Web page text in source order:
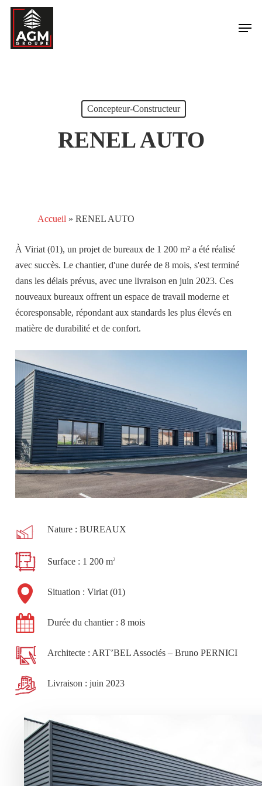
Skip
main
Menu
Concepteur-Constructeur
RENEL AUTO
Accueil » RENEL AUTO
À Viriat (01), un projet de bureaux de 1 200 m² a été réalisé
avec succès. Le chantier, d'une durée de 8 mois, s'est terminé
dans les délais prévus, avec une livraison en juin 2023. Ces
nouveaux bureaux offrent un espace de travail moderne et
écoresponsable, répondant aux standards les plus élevés en
matière de durabilité et de confort.
Nature : BUREAUX
Surface : 1 200 m2
Situation : Viriat (01)
Durée du chantier : 8 mois
Architecte : ART’BEL Associés – Bruno PERNICI
Livraison : juin 2023